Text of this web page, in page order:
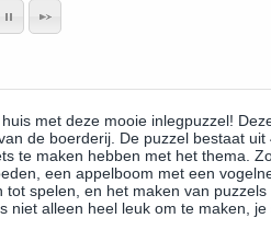
met deze mooie inlegpuzzel!
de boerderij. De puzzel bestaat
te maken hebben met het thema.
een appelboom met een
spelen, en het maken van
niet alleen heel leuk om te maken,